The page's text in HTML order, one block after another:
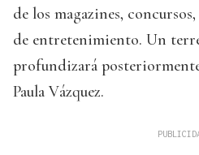
de los magazines,
de entretenimiento. Un
profundizará
Paula Vázquez.